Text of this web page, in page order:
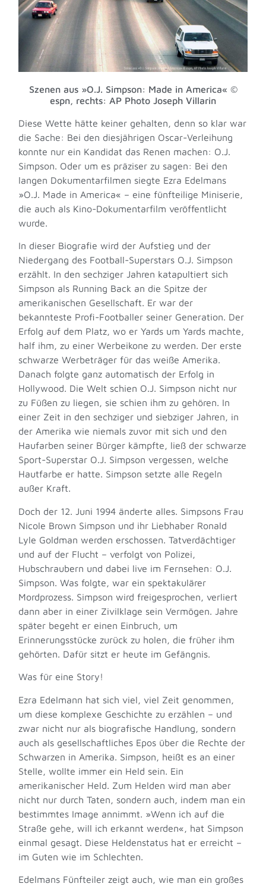
Szenen aus »O.J. Simpson: Made in America« ©
espn, rechts: AP Photo Joseph Villarin
Diese Wette hätte keiner gehalten, denn so klar war
die Sache: Bei den diesjährigen Oscar-Verleihung
konnte nur ein Kandidat das Renen machen: O.J.
Simpson. Oder um es präziser zu sagen: Bei den
langen Dokumentarfilmen siegte Ezra Edelmans
»O.J. Made in America« – eine fünfteilige Miniserie,
die auch als Kino-Dokumentarfilm veröffentlicht
wurde.
In dieser Biografie wird der Aufstieg und der
Niedergang des Football-Superstars O.J. Simpson
erzählt. In den sechziger Jahren katapultiert sich
Simpson als Running Back an die Spitze der
amerikanischen Gesellschaft. Er war der
bekannteste Profi-Footballer seiner Generation. Der
Erfolg auf dem Platz, wo er Yards um Yards machte,
half ihm, zu einer Werbeikone zu werden. Der erste
schwarze Werbeträger für das weiße Amerika.
Danach folgte ganz automatisch der Erfolg in
Hollywood. Die Welt schien O.J. Simpson nicht nur
zu Füßen zu liegen, sie schien ihm zu gehören. In
einer Zeit in den sechziger und siebziger Jahren, in
der Amerika wie niemals zuvor mit sich und den
Haufarben seiner Bürger kämpfte, ließ der schwarze
Sport-Superstar O.J. Simpson vergessen, welche
Hautfarbe er hatte. Simpson setzte alle Regeln
außer Kraft.
Doch der 12. Juni 1994 änderte alles. Simpsons Frau
Nicole Brown Simpson und ihr Liebhaber Ronald
Lyle Goldman werden erschossen. Tatverdächtiger
und auf der Flucht – verfolgt von Polizei,
Hubschraubern und dabei live im Fernsehen: O.J.
Simpson. Was folgte, war ein spektakulärer
Mordprozess. Simpson wird freigesprochen, verliert
dann aber in einer Zivilklage sein Vermögen. Jahre
später begeht er einen Einbruch, um
Erinnerungsstücke zurück zu holen, die früher ihm
gehörten. Dafür sitzt er heute im Gefängnis.
Was für eine Story!
Ezra Edelmann hat sich viel, viel Zeit genommen,
um diese komplexe Geschichte zu erzählen – und
zwar nicht nur als biografische Handlung, sondern
auch als gesellschaftliches Epos über die Rechte der
Schwarzen in Amerika. Simpson, heißt es an einer
Stelle, wollte immer ein Held sein. Ein
amerikanischer Held. Zum Helden wird man aber
nicht nur durch Taten, sondern auch, indem man ein
bestimmtes Image annimmt. »Wenn ich auf die
Straße gehe, will ich erkannt werden«, hat Simpson
einmal gesagt. Diese Heldenstatus hat er erreicht –
im Guten wie im Schlechten.
Edelmans Fünfteiler zeigt auch, wie man ein großes